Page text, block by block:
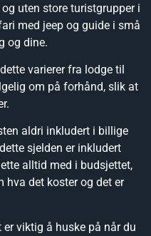
uten store turistgrupper i
med jeep og guide i små
og dine.
varierer fra lodge til
om på forhånd, slik at
aldri inkludert i billige
sjelden er inkludert
alltid med i budsjettet,
det koster og det er
viktig å huske på når du